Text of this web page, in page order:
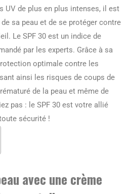
UV de plus en plus intenses, il est
sa peau et de se protéger contre
Le SPF 30 est un indice de
par les experts. Grâce à sa
optimale contre les
ainsi les risques de coups de
de la peau et même de
pas : le SPF 30 est votre allié
sécurité !
avec une crème